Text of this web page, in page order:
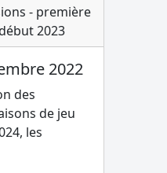
- première
2023
2022
des
de jeu
les